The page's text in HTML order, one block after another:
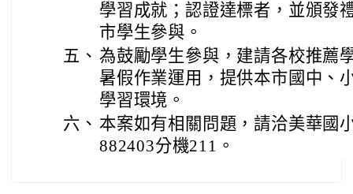
學習成就；認證達標者，並頒發
市學生參與。
五、 為鼓勵學生參與，建請各校推薦
暑假作業運用，提供本市國中、
學習環境。
六、 本案如有相關問題，請洽美華國
882403分機211。